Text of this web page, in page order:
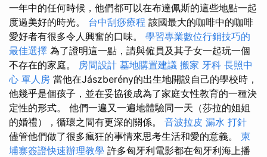
一年中的任何時候，他們都可以在布達佩斯的這些地點一起
度過美好的時光。 台中刮痧療程 該國最大的咖啡中的咖啡
愛好者有很多令人興奮的口味。 學習專業數位行銷技巧的
最佳選擇 為了證明這一點，請與僱員及其子女一起玩一個
不存在的家庭。 房間設計 墓地購置建議 搬家 牙科 長照中
心 單人房 當他在Jászberény的出生地開設自己的學校時，
他幾乎是個孩子，並在妥協後成為了家庭女性教育的一種決
定性的形式。 他們一遍又一遍地體驗同一天（莎拉的姐姐
的婚禮），循環之間有更深的關係。 音波拉皮 漏水 打針
儘管他們做了很多瘋狂的事情來思考生活和愛的意義。 柬
埔寨簽證快速辦理教學 許多匈牙利電影都在匈牙利海上播